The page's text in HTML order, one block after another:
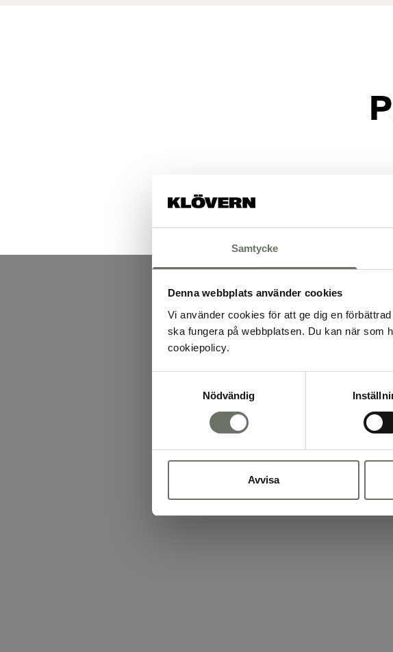
Samtycke
Denna webbplats använder cookies
Vi använder cookies för att ge dig en
ska fungera på webbplatsen. Du kan när
cookiepolicy.
Nödvändig
Avvisa